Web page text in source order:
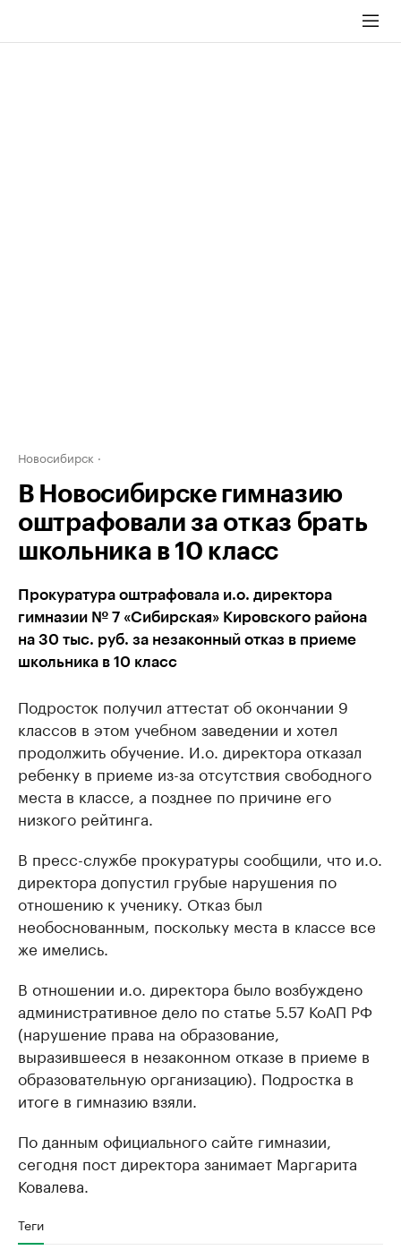
Новосибирск
В Новосибирске гимназию
оштрафовали за отказ брать
школьника в 10 класс
Прокуратура оштрафовала и.о. директора
гимназии № 7 «Сибирская» Кировского района
на 30 тыс. руб. за незаконный отказ в приеме
школьника в 10 класс
Подросток получил аттестат об окончании 9
классов в этом учебном заведении и хотел
продолжить обучение. И.о. директора отказал
ребенку в приеме из-за отсутствия свободного
места в классе, а позднее по причине его
низкого рейтинга.
В пресс-службе прокуратуры сообщили, что и.о.
директора допустил грубые нарушения по
отношению к ученику. Отказ был
необоснованным, поскольку места в классе все
же имелись.
В отношении и.о. директора было возбуждено
административное дело по статье 5.57 КоАП РФ
(нарушение права на образование,
выразившееся в незаконном отказе в приеме в
образовательную организацию). Подростка в
итоге в гимназию взяли.
По данным официального сайте гимназии,
сегодня пост директора занимает Маргарита
Ковалева.
Теги